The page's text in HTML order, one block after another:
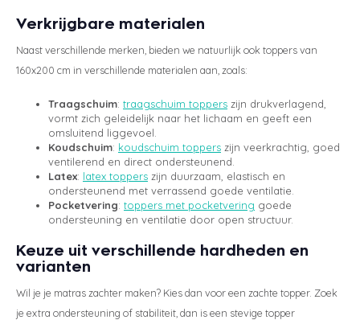
Verkrijgbare materialen
Naast verschillende merken, bieden we natuurlijk ook toppers van
160x200 cm in verschillende materialen aan, zoals:
Traagschuim: traagschuim toppers zijn drukverlagend,
vormt zich geleidelijk naar het lichaam en geeft een
omsluitend liggevoel.
Koudschuim: koudschuim toppers zijn veerkrachtig, goed
ventilerend en direct ondersteunend.
Latex: latex toppers zijn duurzaam, elastisch en
ondersteunend met verrassend goede ventilatie.
Pocketvering: toppers met pocketvering goede
ondersteuning en ventilatie door open structuur.
Keuze uit verschillende hardheden en
varianten
Wil je je matras zachter maken? Kies dan voor een zachte topper. Zoek
je extra ondersteuning of stabiliteit, dan is een stevige topper